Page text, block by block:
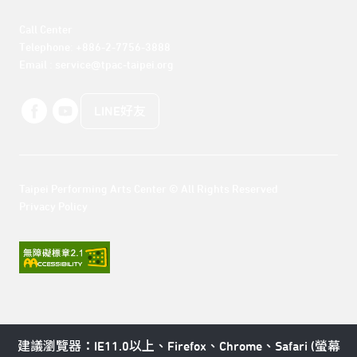
建議瀏覽器：IE11.0以上、Firefox、Chrome、Safari (螢幕